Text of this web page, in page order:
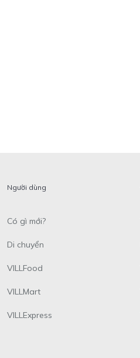
Người dùng
Có gì mới?
Di chuyển
VILLFood
VILLMart
VILLExpress